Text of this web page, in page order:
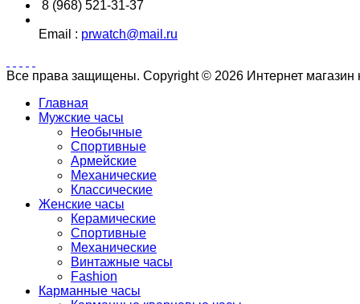
8 (968) 521-31-37
Email : prwatch@mail.ru
Все права защищены. Copyright © 2026 Интернет магазин
Главная
Мужские часы
Необычные
Спортивные
Армейские
Механические
Классические
Женские часы
Керамические
Спортивные
Механические
Винтажные часы
Fashion
Карманные часы